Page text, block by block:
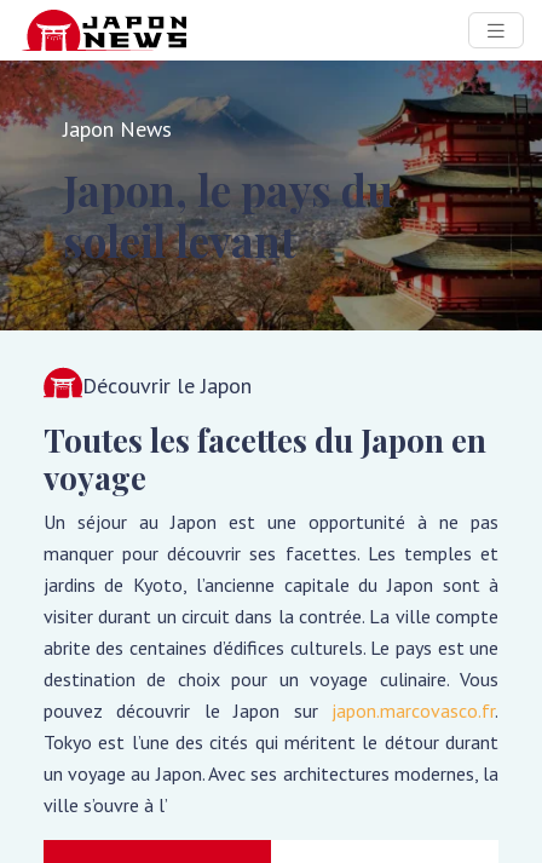
Japon News
Japon, le pays du
soleil levant
Découvrir le Japon
Toutes les facettes du Japon en
voyage
Un séjour au Japon est une opportunité à ne pas
manquer pour découvrir ses facettes. Les temples et
jardins de Kyoto, l’ancienne capitale du Japon sont à
visiter durant un circuit dans la contrée. La ville compte
abrite des centaines d’édifices culturels. Le pays est une
destination de choix pour un voyage culinaire. Vous
pouvez découvrir le Japon sur japon.marcovasco.fr.
Tokyo est l’une des cités qui méritent le détour durant
un voyage au Japon. Avec ses architectures modernes, la
ville s’ouvre à l’